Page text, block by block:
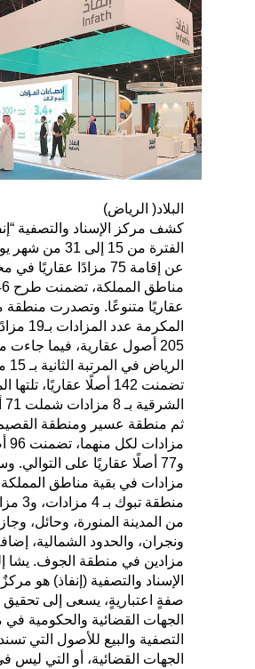
البلاد( الرياض)
كشف مركز الإسناد والتصفية
عن إقامة 75 مزادًا عقاريًا
عقاريًا متنوعًا. وتصدرت منطقة
المكرمة
205 أصول عقارية، فيما جاءت
تضمنت 142 أصلًا عقاريًا،
و77 أصلًا عقاريًا على التوالي.
مزادات في بقية مناطق
منطقة
من المدينة المنورة، وحائل،
ونجران، والحدود الشمالية،
مزادين في منطقة الجوف. يشا
الإسناد والتصفية (إنفاذ) هو
صفةٍ اعتباريةٍ، يسعى إلى تحقيق
الجهات القضائية والحكومية في
التصفية والبيع للأصول التي
الجهات القضائية، أو التي ليس